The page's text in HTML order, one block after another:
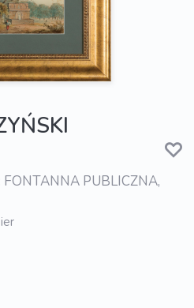
FONTANNA PUBLICZNA,